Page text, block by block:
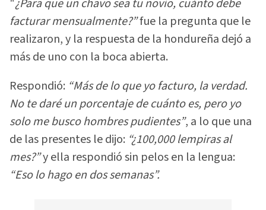
"¿Para que un chavo sea tu novio, cuánto debe
facturar mensualmente?”fue la pregunta que le
realizaron, y la respuesta de la hondureña dejó a
más de uno con la boca abierta.
Respondió: “Más de lo que yo facturo, la verdad.
No te daré un porcentaje de cuánto es, pero yo
solo me busco hombres pudientes”, a lo que una
de las presentes le dijo: “¿100,000 lempiras al
mes?”y ella respondió sin pelos en la lengua:
“Eso lo hago en dos semanas”.